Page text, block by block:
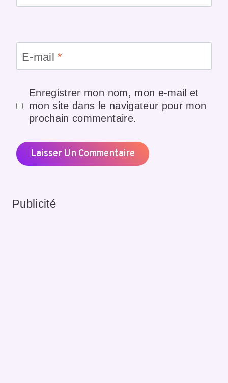
E-mail*
Enregistrer mon nom, mon e-mail et
mon site dans le navigateur pour mon
prochain commentaire.
Publicité